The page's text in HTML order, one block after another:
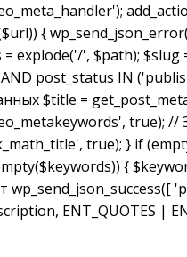
{
explode('/', $path);
AND post_status IN
$title =
true); //
true); } if
{
ENT_QUOTES |